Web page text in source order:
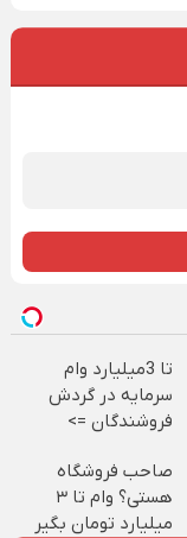
تا 3میلیارد وام
سرمایه در گردش
فروشندگان =>
کن
صاحب فروشگاه
هستی؟ وام تا ۳
میلیارد تومان بگیر